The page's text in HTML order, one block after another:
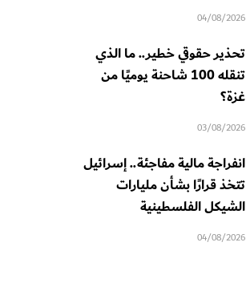
04/08/2026
تحذير حقوقي خطير.. ما الذي
تنقله 100 شاحنة يوميًا من
غزة؟
03/08/2026
انفراجة مالية مفاجئة.. إسرائيل
تتخذ قرارًا بشأن مليارات
الشيكل الفلسطينية
04/08/2026